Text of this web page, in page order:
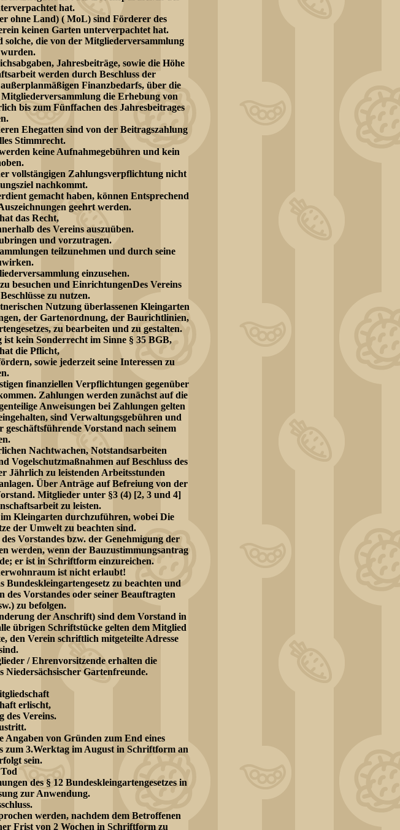
hat.
ohne Land) ( MoL) sind Förderer des
keinen Garten unterverpachtet hat.
die von der Mitgliederversammlung
Jahresbeiträge, sowie die Höhe
werden durch Beschluss der
Finanzbedarfs, über die
die Erhebung von
bis zum Fünffachen des Jahresbeitrages
Ehegatten sind von der Beitragszahlung
Stimmrecht.
keine Aufnahmegebühren und kein
vollstängigen Zahlungsverpflichtung nicht
nachkommt.
gemacht haben, können Entsprechend
geehrt werden.
das Recht,
des Vereins auszuüben.
und vorzutragen.
teilzunehmen und durch seine
einzusehen.
besuchen und EinrichtungenDes Vereins
zu nutzen.
Nutzung überlassenen Kleingarten
der Gartenordnung, der Baurichtlinien,
zu bearbeiten und zu gestalten.
kein Sonderrecht im Sinne § 35 BGB,
die Pflicht,
sowie jederzeit seine Interessen zu
finanziellen Verpflichtungen gegenüber
Zahlungen werden zunächst auf die
Anweisungen bei Zahlungen gelten
sind Verwaltungsgebühren und
geschäftsführende Vorstand nach seinem
Nachtwachen, Notstandsarbeiten
Vogelschutzmaßnahmen auf Beschluss des
Jährlich zu leistenden Arbeitsstunden
Über Anträge auf Befreiung von der
Mitglieder unter §3 (4) [2, 3 und 4]
zu leisten.
Kleingarten durchzuführen, wobei Die
der Umwelt zu beachten sind.
Vorstandes bzw. der Genehmigung der
werden, wenn der Bauzustimmungsantrag
er ist in Schriftform einzureichen.
ist nicht erlaubt!
zu beachten und
Vorstandes oder seiner Beauftragten
zu befolgen.
der Anschrift) sind dem Vorstand in
übrigen Schriftstücke gelten dem Mitglied
den Verein schriftlich mitgeteilte Adresse
/ Ehrenvorsitzende erhalten die
Niedersächsischer Gartenfreunde.
erlischt,
Vereins.
Angaben von Gründen zum End eines
zum 3.Werktag im August in Schriftform an
sein.
des § 12 Bundeskleingartengesetzes in
zur Anwendung.
werden, nachdem dem Betroffenen
Frist von 2 Wochen in Schriftform zu